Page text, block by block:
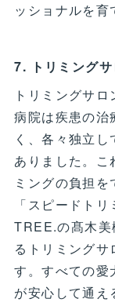
ッショナルを育
7. トリミング
トリミングサ
病院は疾患の治
く、各々独立
ありました。こ
ミングの負担
「スピードト
TREE.の髙木美
るトリミング
す。すべての愛
が安心して通え